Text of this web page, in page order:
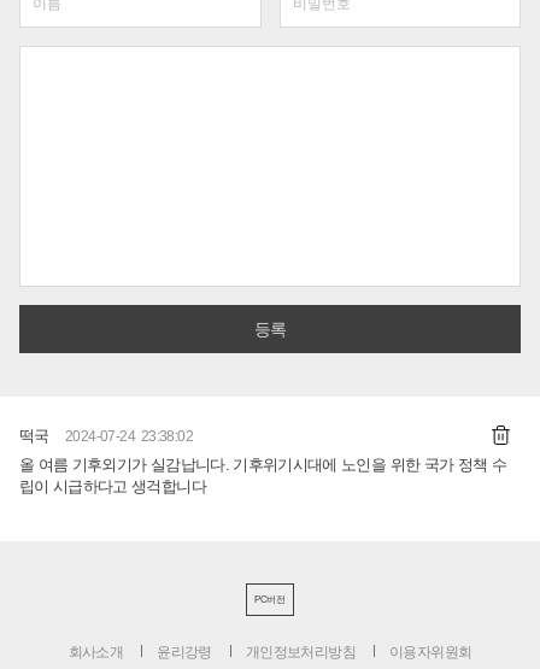
떡국 2024-07-24 23:38:02
올 여름 기후외기가 실감납니다. 기후위기시대에 노인을 위한 국가 정책 수
립이 시급하다고 생걱합니다
PC버전
회사소개 윤리강령 개인정보처리방침 이용자위원회